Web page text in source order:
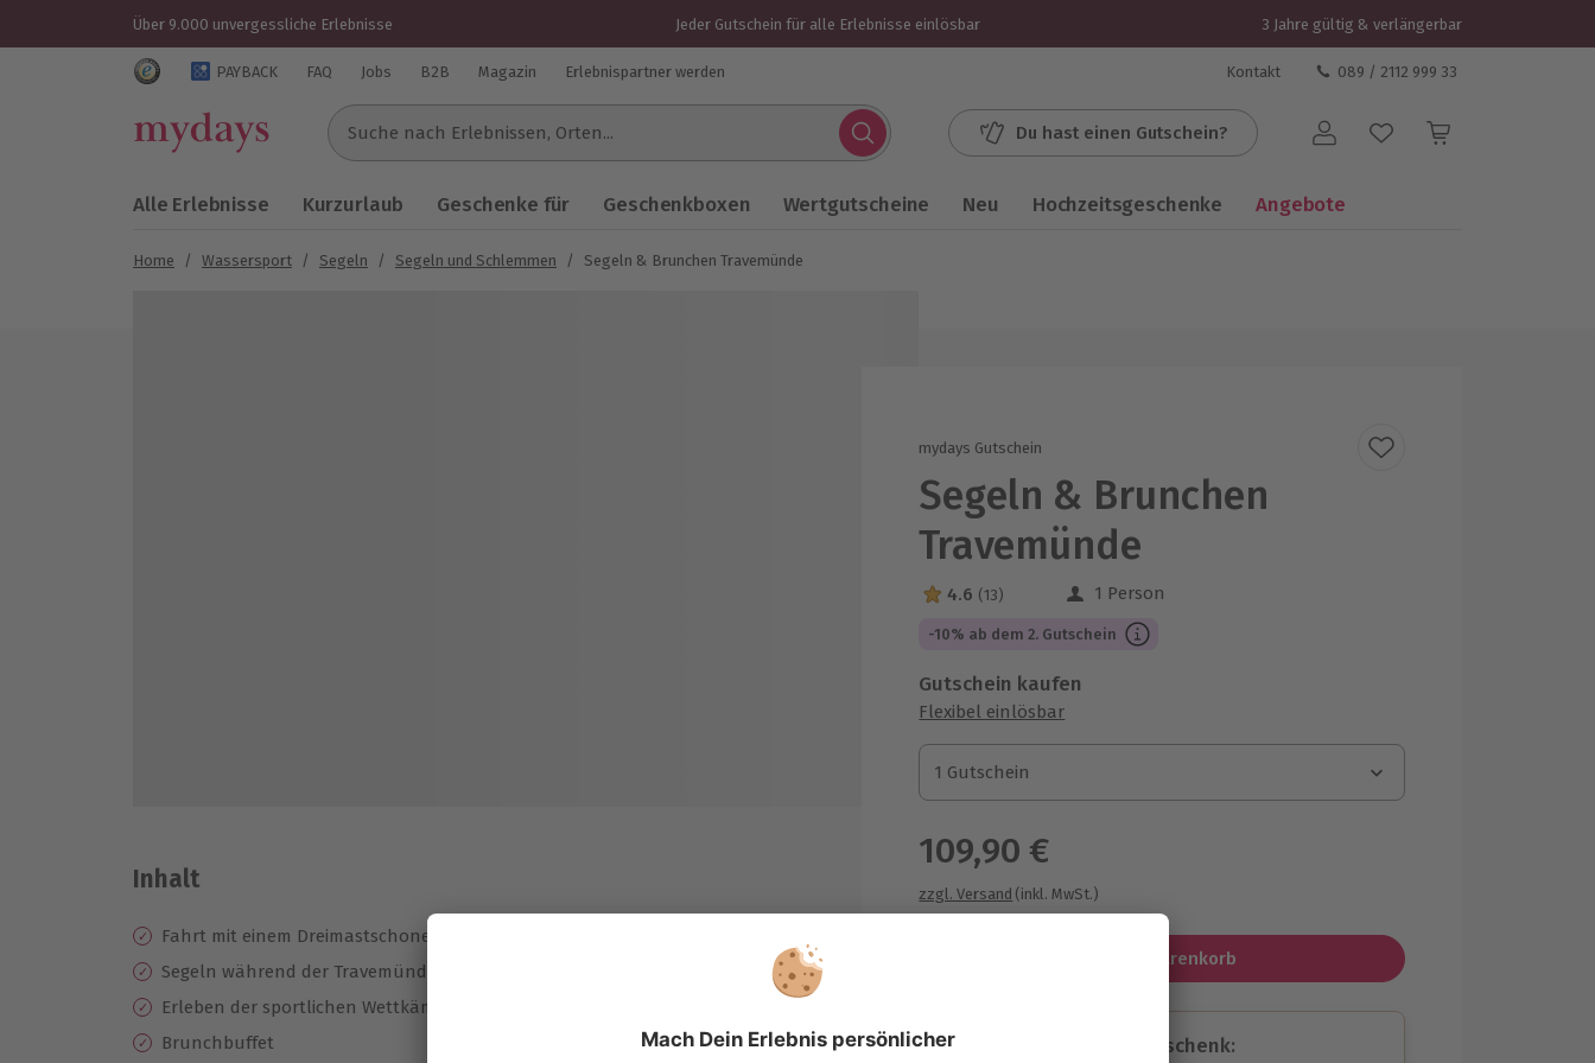
Über 9.000 unvergessliche Erlebnisse Jeder Gutschein für alle Erlebnisse einlösbar 3 Jahre gültig & verlängerbar
Trustedshops Bewertungen für mydays.de
PAYBACK FAQ Jobs B2B Magazin Erlebnispartner werden Kontakt 089 / 2112 999 33
Suche nach Erlebnissen...
Du hast einen Gutschein? Benutzerkonto
Alle Erlebnisse Kurzurlaub Geschenke für Geschenkboxen Wertgutscheine Neu Hochzeitsgeschenke Angebote
Home / Wassersport / Segeln / Segeln und Schlemmen / Segeln & Brunchen Travemünde
mydays Gutschein
Segeln & Brunchen
Travemünde
4.6 Sterne von 5 aus 13 Bewertungen
4.6 (13) 1 Person
-10% ab dem 2. Gutschein
Gutschein kaufen
Flexibel einlösbar
1 Gutschein
1 Gutschein
1 Gutschein
109,90 €
zzgl. Versand (inkl. MwSt.)
In den Warenkorb
Immer das passende Geschenk:
Inhalt
Fahrt mit einem Dreimastschoner
Segeln während der Travemünder Woche
Erleben der sportlichen Wettkämpfe
Brunchbuffet